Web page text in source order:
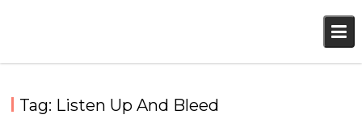
Tag: Listen Up And Bleed